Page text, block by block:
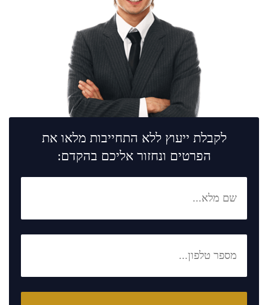
לקבלת ייעוץ ללא התחייבות מלאו את
הפרטים ונחזור אליכם בהקדם: